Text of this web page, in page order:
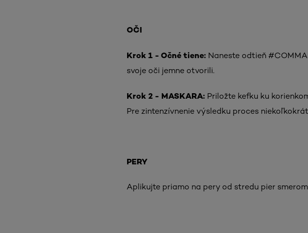
OČI
Krok 1 - Očné tiene: Naneste odtieň
svoje oči jemne otvorili.
Krok 2 - MASKARA: Priložte kefku ku
Pre zintenzívnenie výsledku proces
PERY
Aplikujte priamo na pery od stredu pier smerom